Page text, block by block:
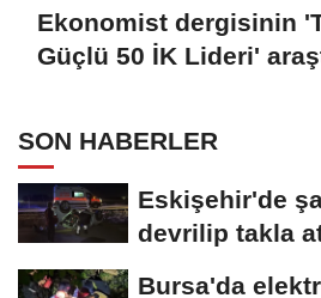
Ekonomist dergisinin
Güçlü 50 İK Lideri'
SON HABERLER
Eskişehir'de
devrilip takla
Bursa'da